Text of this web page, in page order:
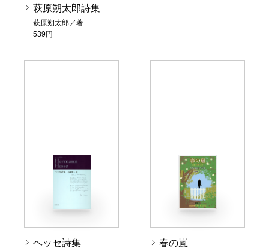
萩原朔太郎詩集
萩原朔太郎／著
539円
ヘッセ詩集 春の嵐